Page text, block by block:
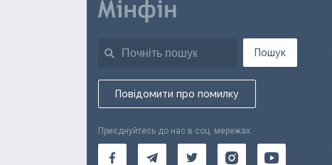
Пошук
Повідомити про помилку
Приєднуйтесь до нас в соц. мережах: